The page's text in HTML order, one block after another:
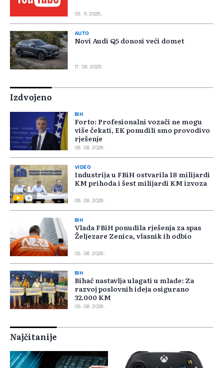
05. 11. 2025.
AUTO
Novi Audi Q5 donosi veći domet
17. 06. 2025.
Izdvojeno
BIH
Forto: Profesionalni vozači ne mogu
više čekati, EK ponudili smo provodivo
rješenje
06. 08. 2026.
VIDEO
Industrija u FBiH ostvarila 18 milijardi
KM prihoda i šest milijardi KM izvoza
06. 08. 2026.
BIH
Vlada FBiH ponudila rješenja za spas
Željezare Zenica, vlasnik ih odbio
05. 08. 2026.
BIH
Bihać nastavlja ulagati u mlade: Za
razvoj poslovnih ideja osigurano
32.000 KM
05. 08. 2026.
Najčitanije